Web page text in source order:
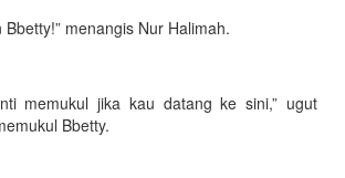
menangis Nur Halimah.
memukul jika kau datang ke sini,” ugut
Bbetty.